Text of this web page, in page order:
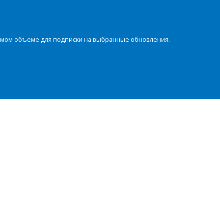
объеме для подписки на выбранные обновления.